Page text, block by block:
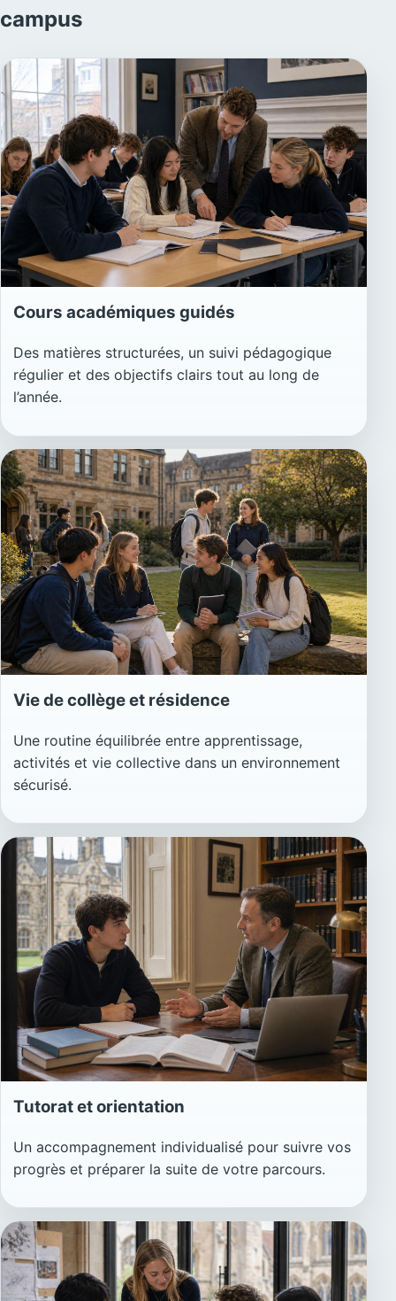
campus
Cours académiques guidés
Des matières structurées, un suivi pédagogique
régulier et des objectifs clairs tout au long de
l’année.
Vie de collège et résidence
Une routine équilibrée entre apprentissage,
activités et vie collective dans un environnement
sécurisé.
Tutorat et orientation
Un accompagnement individualisé pour suivre vos
progrès et préparer la suite de votre parcours.